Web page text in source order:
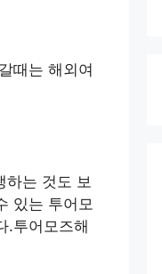
때는 해외여
하는 것도 보
있는 투어모
.투어모즈해